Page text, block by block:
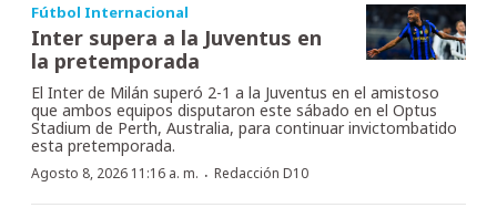
Fútbol Internacional
Inter supera a la Juventus en
la pretemporada
El Inter de Milán superó 2-1 a la Juventus en el amistoso
que ambos equipos disputaron este sábado en el Optus
Stadium de Perth, Australia, para continuar invictombatido
esta pretemporada.
Agosto 8, 2026 11:16 a. m. · Redacción D10